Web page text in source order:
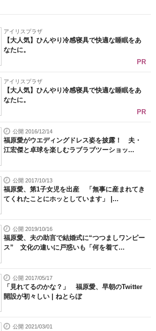
アイリスプラザ
【大人気】ひんやり冷感寝具で快適な睡眠をあ
なたに。
PR
アイリスプラザ
【大人気】ひんやり冷感寝具で快適な睡眠をあ
なたに。
PR
公開 2016/12/14
福原愛がウエディングドレス姿を披露！ 夫・
江宏傑と卓球を楽しむラブラブツーショッ...
公開 2017/10/13
福原愛、第1子女児を出産 「無事に産まれてき
てくれたことにホッとしています」 |...
公開 2019/10/16
福原愛、夫の助言で結婚式に“つつましワンピー
ス” 文化の違いに戸惑いも「何を着て...
公開 2017/05/17
「見れてるのかな？」 福原愛、早朝のTwitter
開設が初々しい | ねとらぼ
公開 2021/03/01